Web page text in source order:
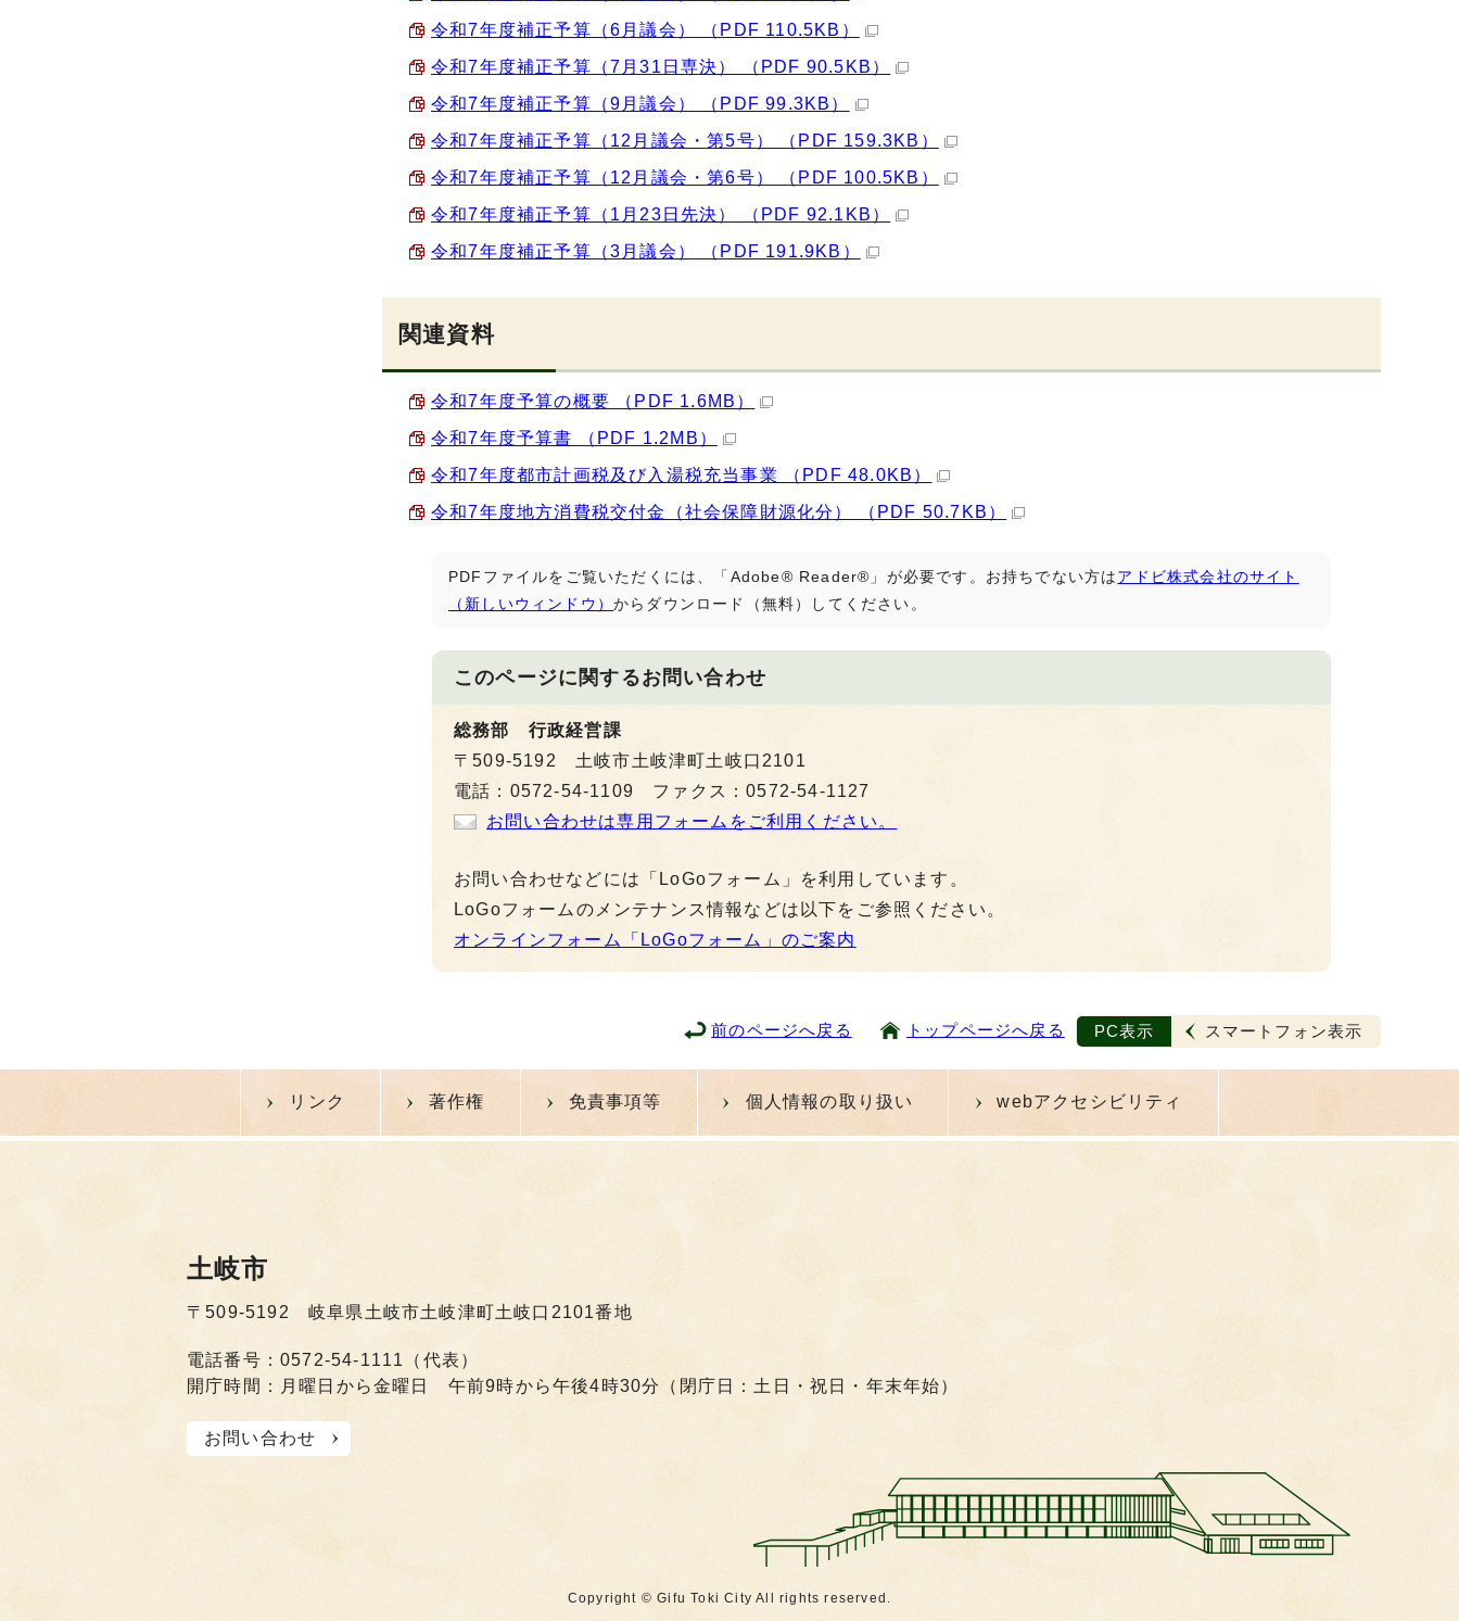
令和7年度補正予算（6月議会） （PDF 110.5KB）
令和7年度補正予算（7月31日専決） （PDF 90.5KB）
令和7年度補正予算（9月議会） （PDF 99.3KB）
令和7年度補正予算（12月議会・第5号） （PDF 159.3KB）
令和7年度補正予算（12月議会・第6号） （PDF 100.5KB）
令和7年度補正予算（1月23日先決） （PDF 92.1KB）
令和7年度補正予算（3月議会） （PDF 191.9KB）
関連資料
令和7年度予算の概要 （PDF 1.6MB）
令和7年度予算書 （PDF 1.2MB）
令和7年度都市計画税及び入湯税充当事業 （PDF 48.0KB）
令和7年度地方消費税交付金（社会保障財源化分） （PDF 50.7KB）
PDFファイルをご覧いただくには、「Adobe® Reader®」が必要です。お持ちでない方はアドビ株式会社のサイト
（新しいウィンドウ） からダウンロード（無料）してください。
このページに関するお問い合わせ
総務部 行政経営課
〒509-5192 土岐市土岐津町土岐口2101
電話：0572-54-1109 ファクス：0572-54-1127
お問い合わせは専用フォームをご利用ください。
お問い合わせなどには「LoGoフォーム」を利用しています。
LoGoフォームのメンテナンス情報などは以下をご参照ください。
オンラインフォーム「LoGoフォーム」のご案内
前のページへ戻る トップページへ戻る PC表示 スマートフォン表示
リンク 著作権 免責事項等 個人情報の取り扱い webアクセシビリティ
土岐市
〒509-5192 岐阜県土岐市土岐津町土岐口2101番地
電話番号：0572-54-1111（代表）
開庁時間：月曜日から金曜日 午前9時から午後4時30分（閉庁日：土日・祝日・年末年始）
お問い合わせ
Copyright © Gifu Toki City All rights reserved.